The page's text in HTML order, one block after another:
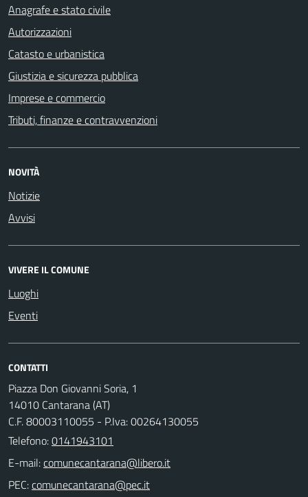
Anagrafe e stato civile
Autorizzazioni
Catasto e urbanistica
Giustizia e sicurezza pubblica
Imprese e commercio
Tributi, finanze e contravvenzioni
NOVITÀ
Notizie
Avvisi
VIVERE IL COMUNE
Luoghi
Eventi
CONTATTI
Piazza Don Giovanni Soria, 1
14010 Cantarana (AT)
C.F. 80003110055 - P.Iva: 00264130055
Telefono:0141943101
E-mail:
PEC: